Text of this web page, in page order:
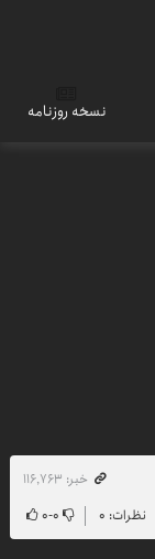
نسخه روزنامه
خبر: ۱۱۶٬۷۶۳
نظرات: ۰ ۰-۰